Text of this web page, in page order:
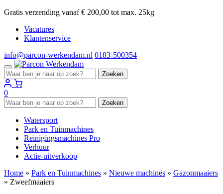
Gratis verzending vanaf € 200,00 tot max. 25kg
Vacatures
Klantenservice
info@parcon-werkendam.nl 0183-500354
Zoeken
naar:
Zoeken
0
Zoeken
naar:
Zoeken
Watersport
Park en Tuinmachines
Reinigingsmachines Pro
Verhuur
Actie-uitverkoop
Home » Park en Tuinmachines » Nieuwe machines » Gazonmaaiers
» Zweefmaaiers